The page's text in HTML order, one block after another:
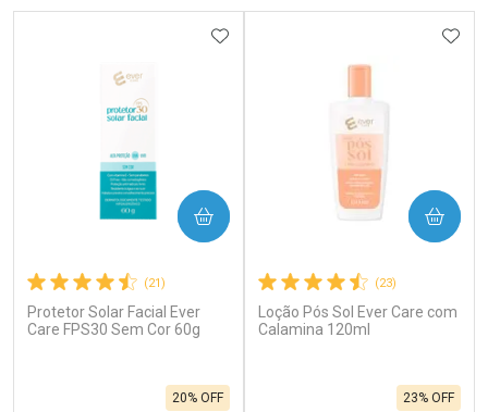
(21)
Protetor Solar Facial Ever
Care FPS30 Sem Cor 60g
20% OFF
ADICIONAR AOS FAVORITOS
COMPRAR
(23)
Loção Pós Sol Ever Care com
Calamina 120ml
23% OFF
COMPRAR